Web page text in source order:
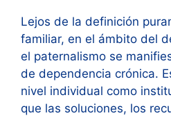
Lejos de la definición
familiar, en el ámbito del
el paternalismo se
de dependencia crónica.
nivel individual como
que las soluciones, los